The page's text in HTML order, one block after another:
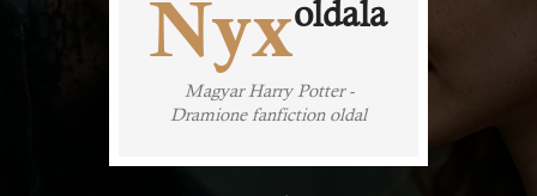
Nyxoldala
Magyar Harry Potter -
Dramione fanfiction oldal